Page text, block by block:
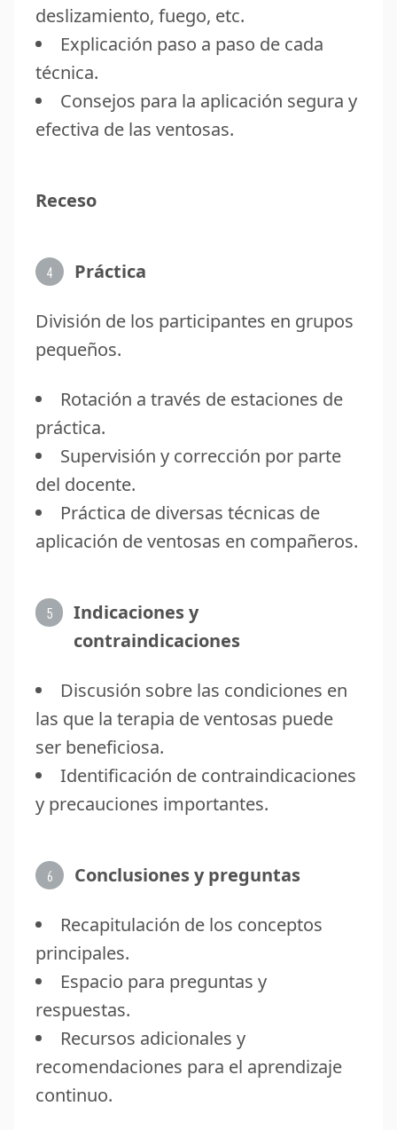
deslizamiento, fuego, etc.
Explicación paso a paso de cada
técnica.
Consejos para la aplicación segura y
efectiva de las ventosas.
Receso
4 Práctica
División de los participantes en grupos
pequeños.
Rotación a través de estaciones de
práctica.
Supervisión y corrección por parte
del docente.
Práctica de diversas técnicas de
aplicación de ventosas en compañeros.
5
Indicaciones y
contraindicaciones
Discusión sobre las condiciones en
las que la terapia de ventosas puede
ser beneficiosa.
Identificación de contraindicaciones
y precauciones importantes.
6 Conclusiones y preguntas
Recapitulación de los conceptos
principales.
Espacio para preguntas y
respuestas.
Recursos adicionales y
recomendaciones para el aprendizaje
continuo.